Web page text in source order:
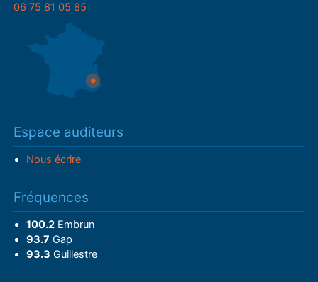
06 75 81 05 85
Espace auditeurs
Nous écrire
Fréquences
100.2Embrun
93.7 Gap
93.3 Guillestre